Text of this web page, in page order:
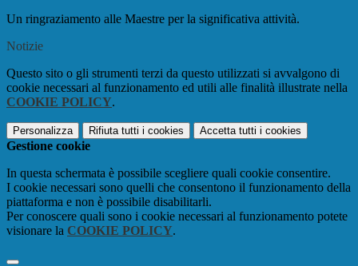
Un ringraziamento alle Maestre per la significativa attività.
Notizie
Questo sito o gli strumenti terzi da questo utilizzati si avvalgono di
cookie necessari al funzionamento ed utili alle finalità illustrate nella
COOKIE POLICY.
Personalizza Rifiuta tutti i cookies Accetta tutti i cookies
Gestione cookie
In questa schermata è possibile scegliere quali cookie consentire.
I cookie necessari sono quelli che consentono il funzionamento della
piattaforma e non è possibile disabilitarli.
Per conoscere quali sono i cookie necessari al funzionamento potete
visionare la COOKIE POLICY.